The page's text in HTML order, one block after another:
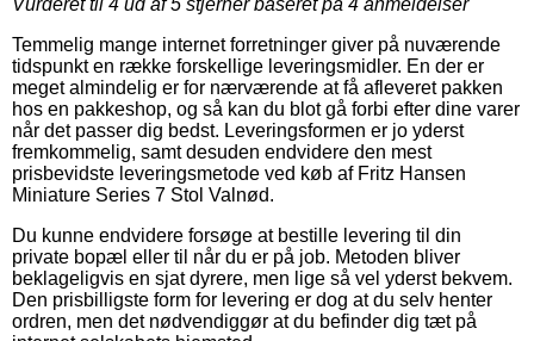
Temmelig mange internet forretninger giver på nuværende
tidspunkt en række forskellige leveringsmidler. En der er
meget almindelig er for nærværende at få afleveret pakken
hos en pakkeshop, og så kan du blot gå forbi efter dine varer
når det passer dig bedst. Leveringsformen er jo yderst
fremkommelig, samt desuden endvidere den mest
prisbevidste leveringsmetode ved køb af Fritz Hansen
Miniature Series 7 Stol Valnød.
Du kunne endvidere forsøge at bestille levering til din
private bopæl eller til når du er på job. Metoden bliver
beklageligvis en sjat dyrere, men lige så vel yderst bekvem.
Den prisbilligste form for levering er dog at du selv henter
ordren, men det nødvendiggør at du befinder dig tæt på